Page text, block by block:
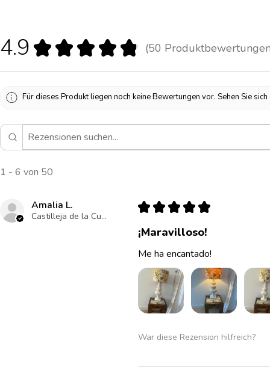
4.9 ★ ★ ★ ★ ★ 50
50
Für dieses Produkt liegen noch keine Bewertungen vor. Sehen Sie
1 - 6 von 50
Amalia L.
Castilleja de la Cuesta , ES-AN
★ ★ ★ ★ ★
¡Maravilloso!
Me ha encantado!
War diese Rezension hilfreich?